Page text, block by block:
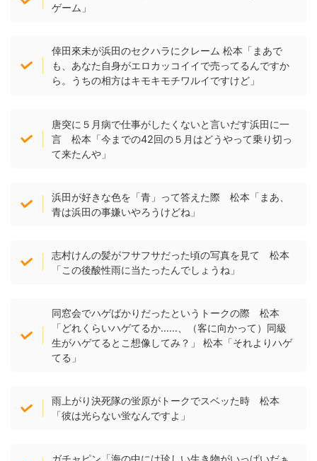
ゲーム」
倖田來未が浜田のセクハラにクレーム 松本「まあで
も、あなた自身がエロカッコイイで売ってるんですか
ら。うちの相方はキモキモチワルイですけど」
唐突に５月病で仕事がしたくないと言いだす浜田に一
言 松本「今までの42回の５月はどうやって乗り切っ
て来たんや」
浜田が好きな色を「青」って答えた際 松本「まあ、
青は浜田の事嫌いやろうけどね」
志村けんの髪がフサフサだった頃の写真を見て 松本
「この後酸性雨に当たったんでしょうね」
同窓会でハゲばかりだったというトークの際 松本
「どれくらいハゲてるか……、（客に向かって）同級
生がハゲてるとこ想像してみ？」 松本「それよりハゲ
てる」
雨上がり決死隊の蛍原がトークでスベッた時 松本
「彼は光らない蛍なんですよ」